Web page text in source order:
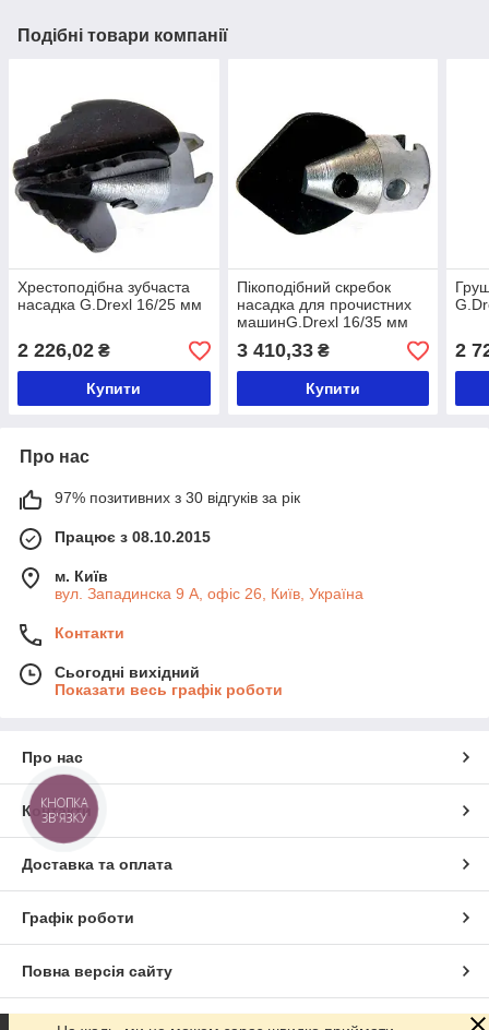
Подібні товари компанії
Хрестоподібна зубчаста
насадка G.Drexl 16/25 мм
2 226,02 ₴
Купити
Пікоподібний скребок
насадка для прочистних
машинG.Drexl 16/35 мм
3 410,33₴
Купити
2
Про нас
97% позитивних з 30 відгуків за рік
Працює з 08.10.2015
м. Київ
вул. Западинска 9 А, офіс 26, Київ, Україна
Контакти
Сьогодні вихідний
Показати весь графік роботи
Про нас
Контакти
Доставка та оплата
Графік роботи
Повна версія сайту
Сайт створено на маркетплейсіProm.ua
КНОПКА
ЗВ'ЯЗКУ